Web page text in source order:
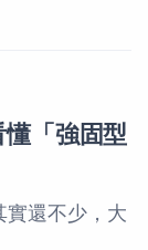
「強固型
實還不少，大